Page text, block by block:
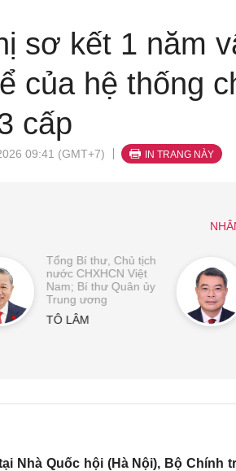
sơ kết 1 năm
của hệ thống
cấp
09:41 (GMT+7) IN TRANG NÀY
Tổng Bí thư, Chủ tịch
nước CHXHCN Việt
Nam; Bí thư Quân ủy
Trung ương
TÔ LÂM
Nhà Quốc hội (Hà Nội), Bộ